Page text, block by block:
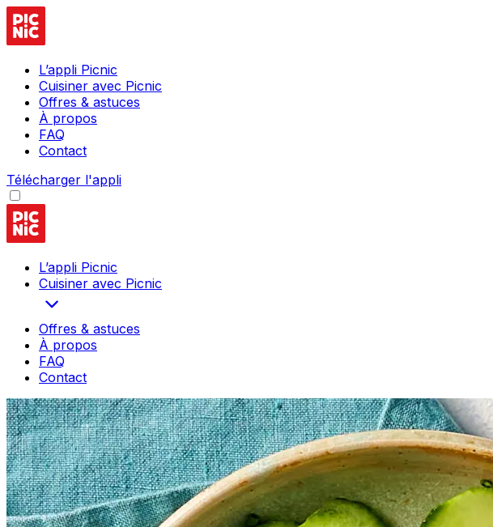
L’appli Picnic
Cuisiner avec Picnic
Offres & astuces
À propos
FAQ
Contact
Télécharger l'appli
L’appli Picnic
Cuisiner avec Picnic
Offres & astuces
À propos
FAQ
Contact